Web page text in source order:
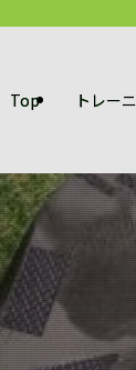
Top トレー